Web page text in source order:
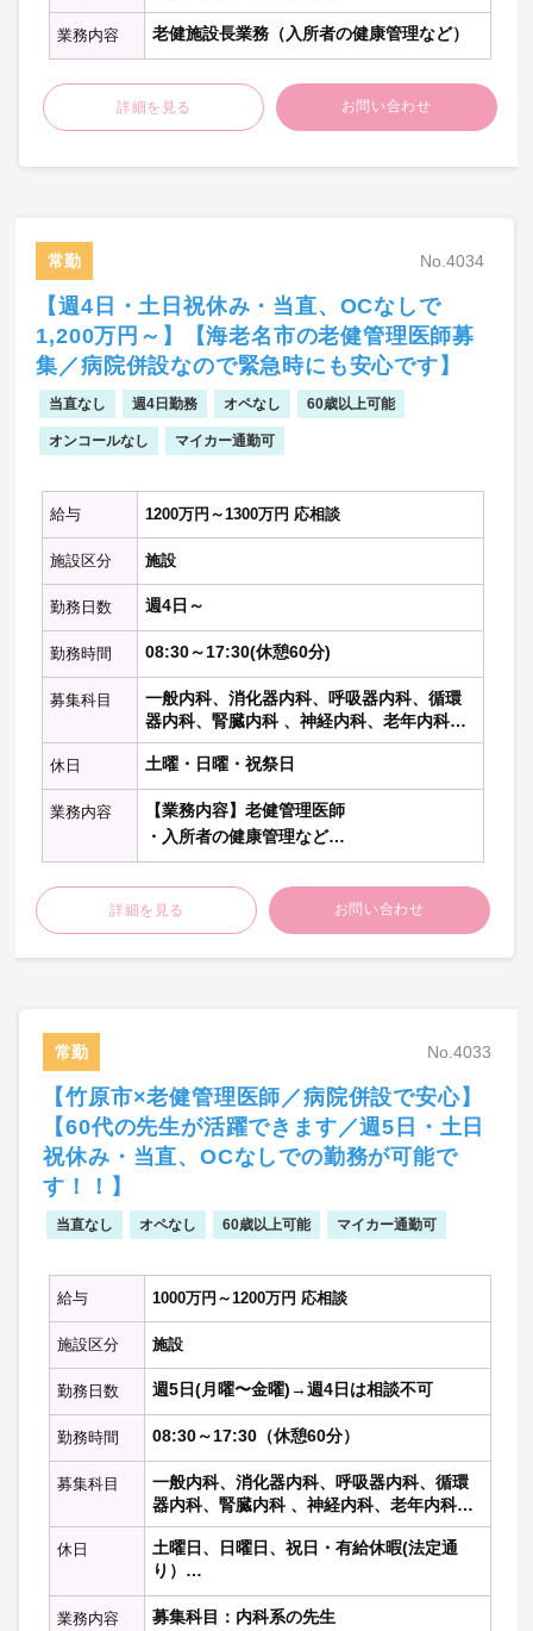
の他の内科科目
業務内容 老健施設長業務（入所者の健康管理など）
詳細を見る お問い合わせ
常勤 No.4034
【週4日・土日祝休み・当直、OCなしで
1,200万円～】【海老名市の老健管理医師募
集／病院併設なので緊急時にも安心です】
当直なし 週4日勤務 オペなし 60歳以上可能
オンコールなし マイカー通勤可
給与 1200万円～1300万円 応相談
施設区分 施設
勤務日数 週4日～
勤務時間 08:30～17:30(休憩60分)
募集科目
一般内科、消化器内科、呼吸器内科、循環
器内科、腎臓内科 、神経内科、老年内科、
内分泌代謝科、糖尿病科 、血液内科 、リウ
マチ膠原病内科、心療内科、総合内科、そ
の他の内科科目、一般外科、消化器外科、
呼吸器外科、心臓血管外科、乳腺外科、形
成外科、美容外科、その他の外科科目、リ
休日 土曜・日曜・祝祭日
業務内容
【業務内容】老健管理医師
・入所者の健康管理など
・同法人病院の敷地内にある老健施設長の
募集です。
・緊急時等は敷地内病院へ転送となります
ので、安心してご勤務いただけます
詳細を見る お問い合わせ
常勤 No.4033
【竹原市×老健管理医師／病院併設で安心】
【60代の先生が活躍できます／週5日・土日
祝休み・当直、OCなしでの勤務が可能で
す！！】
当直なし オペなし 60歳以上可能 マイカー通勤可
給与 1000万円～1200万円 応相談
施設区分 施設
勤務日数 週5日(月曜〜金曜)→週4日は相談不可
勤務時間 08:30～17:30（休憩60分）
募集科目
一般内科、消化器内科、呼吸器内科、循環
器内科、腎臓内科 、神経内科、老年内科、
内分泌代謝科、糖尿病科 、血液内科 、リウ
マチ膠原病内科、心療内科、総合内科、そ
の他の内科科目
休日
土曜日、日曜日、祝日・有給休暇(法定通
り）
業務内容 募集科目：内科系の先生